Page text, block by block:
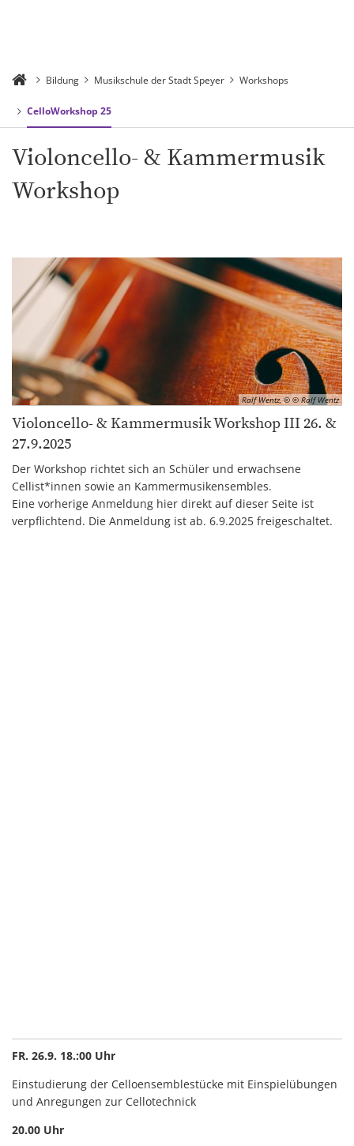
Bildung Musikschule der Stadt Speyer Workshops
CelloWorkshop 25
Violoncello- & Kammermusik
Workshop
Ralf Wentz, © © Ralf Wentz
Violoncello- & Kammermusik Workshop III 26. &
27.9.2025
Der Workshop richtet sich an Schüler und erwachsene
Cellist*innen sowie an Kammermusikensembles.
Eine vorherige Anmeldung hier direkt auf dieser Seite ist
verpflichtend. Die Anmeldung ist ab. 6.9.2025 freigeschaltet.
FR. 26.9. 18.:00 Uhr
Einstudierung der Celloensemblestücke mit Einspielübungen
und Anregungen zur Cellotechnick
20.00 Uhr